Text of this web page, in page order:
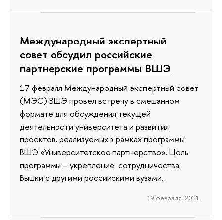
Международный экспертный
совет обсудил российские
партнерские программы ВШЭ
17 февраля Международный экспертный совет
(МЭС) ВШЭ провел встречу в смешанном
формате для обсуждения текущей
деятельности университета и развития
проектов, реализуемых в рамках программы
ВШЭ «Университетское партнерство». Цель
программы – укрепление сотрудничества
Вышки с другими российскими вузами.
19 февраля 2021